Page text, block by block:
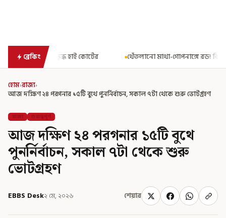
ব্রেকিং থেঁতলানো মাথা-গোপনাঙ্গে রড! বিজেপিশাসিত অসমে
হোম›রাজ্য›
আজ দক্ষিণ ২৪ পরগনার ১৫টি বুথে পুনর্নির্বাচন, সকাল ৭টা থেকে শুরু ভোটগ্রহণ
রাজ্য গুরুত্বপূর্ণ
আজ দক্ষিণ ২৪ পরগনার ১৫টি বুথে
পুনর্নির্বাচন, সকাল ৭টা থেকে শুরু
ভোটগ্রহণ
EBBS Desk২ মে, ২০২৬ শেয়ার